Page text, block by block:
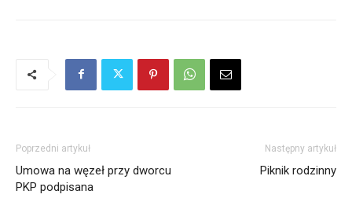
Poprzedni artykuł
Umowa na węzeł przy dworcu
PKP podpisana
Następny artykuł
Piknik rodzinny